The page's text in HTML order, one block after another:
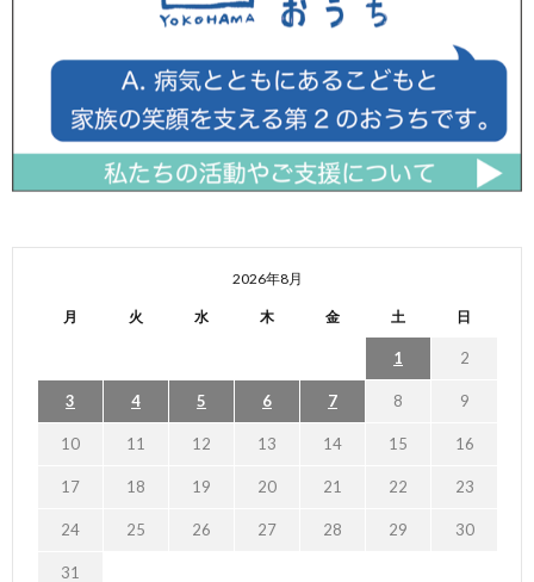
2026年8月
月 火 水 木 金 土 日
1 2
3 4 5 6 7 8 9
10 11 12 13 14 15 16
17 18 19 20 21 22 23
24 25 26 27 28 29 30
31